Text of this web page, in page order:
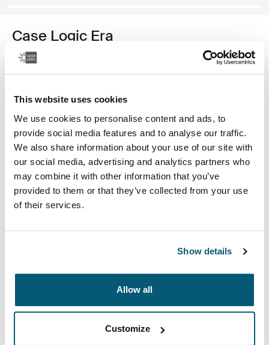
This website uses cookies
We use cookies to personalise content and ads, to
provide social media features and to analyse our traffic.
We also share information about your use of our site with
our social media, advertising and analytics partners who
may combine it with other information that you’ve
provided to them or that they’ve collected from your use
of their services.
Show details
Allow all
Customize
Case Logic Era
mochila mediana para cámaras
Color
Case Logic Era Medium Camera Backpack Negro obsidiana
cámara con almacenamiento totalmente personalizable
Todas las características